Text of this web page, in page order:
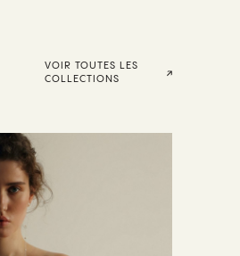
VOIR TOUTES LES
COLLECTIONS